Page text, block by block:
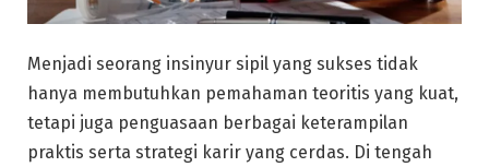
Menjadi seorang insinyur sipil yang sukses tidak
hanya membutuhkan pemahaman teoritis yang kuat,
tetapi juga penguasaan berbagai keterampilan
praktis serta strategi karir yang cerdas. Di tengah